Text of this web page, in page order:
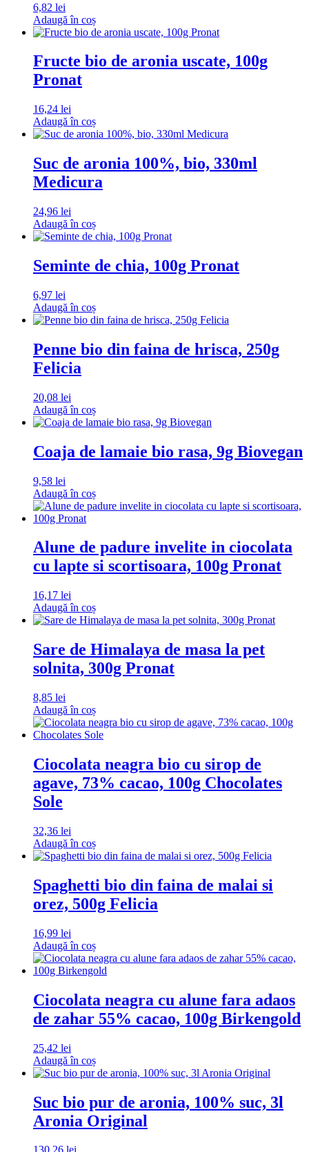
6,82 lei
Adaugă în coș
Fructe bio de aronia uscate, 100g
Pronat
16,24 lei
Adaugă în coș
Suc de aronia 100%, bio, 330ml
Medicura
24,96 lei
Adaugă în coș
Seminte de chia, 100g Pronat
6,97 lei
Adaugă în coș
Penne bio din faina de hrisca, 250g
Felicia
20,08 lei
Adaugă în coș
Coaja de lamaie bio rasa, 9g Biovegan
9,58 lei
Adaugă în coș
Alune de padure invelite in ciocolata
cu lapte si scortisoara, 100g Pronat
16,17 lei
Adaugă în coș
Sare de Himalaya de masa la pet
solnita, 300g Pronat
8,85 lei
Adaugă în coș
Ciocolata neagra bio cu sirop de
agave, 73% cacao, 100g Chocolates
Sole
32,36 lei
Adaugă în coș
Spaghetti bio din faina de malai si
orez, 500g Felicia
16,99 lei
Adaugă în coș
Ciocolata neagra cu alune fara adaos
de zahar 55% cacao, 100g Birkengold
25,42 lei
Adaugă în coș
Suc bio pur de aronia, 100% suc, 3l
Aronia Original